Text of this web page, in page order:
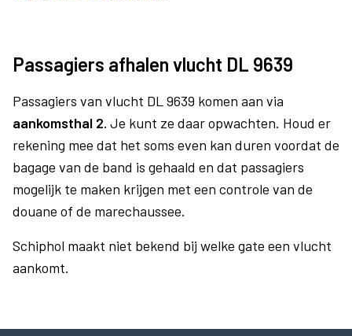
Passagiers afhalen vlucht DL 9639
Passagiers van vlucht DL 9639 komen aan via
aankomsthal 2. Je kunt ze daar opwachten. Houd er
rekening mee dat het soms even kan duren voordat de
bagage van de band is gehaald en dat passagiers
mogelijk te maken krijgen met een controle van de
douane of de marechaussee.
Schiphol maakt niet bekend bij welke gate een vlucht
aankomt.